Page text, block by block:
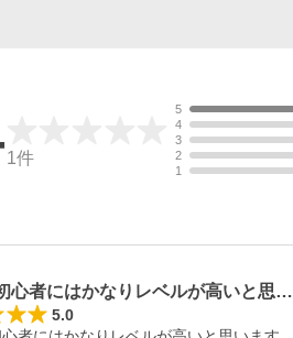
1件
5
4
3
2
1
心者にはかなりレベルが高いと思…
5.0